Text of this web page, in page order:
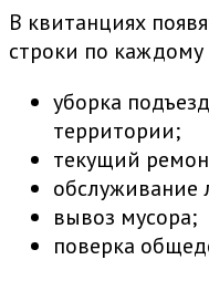
В квитанциях
строки по каждому
уборка
территории;
текущий
вывоз мусора;
поверка